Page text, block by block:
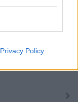
Privacy Policy